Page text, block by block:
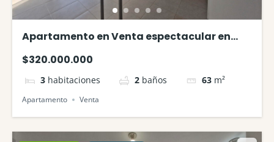
Apartamento en Venta espectacular en
$320.000.000
3 habitaciones 2 baños 63 m²
Apartamento Venta